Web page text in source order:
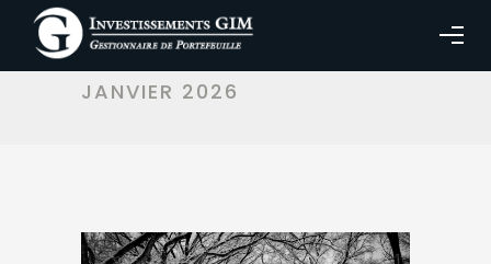
MONTHLY ARCHIVES:
JANVIER 2026